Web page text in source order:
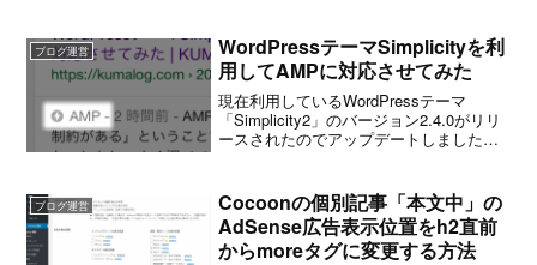
ブログ運営
WordPressテーマSimplicityを利
用してAMPに対応させてみた
現在利用しているWordPressテーマ
「Simplicity2」のバージョン2.4.0がリリ
ースされたのでアップデートしました。
加されたようです。プラグインを利用
し...
ブログ運営
Cocoonの個別記事「本文中」の
AdSense広告表示位置をh2直前
からmoreタグに変更する方法